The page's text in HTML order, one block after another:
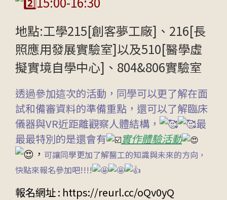
地點:工學215[創客夢工廠]、216[長
照應用發展實驗室]以及510[醫學虛
擬實境自學中心]、804&806實驗室
透過參加這次的活動，同學可以更了解在面
試和備審資料的準備重點，還可以了解臨床
儀器與VR近距離觀察人體結構，
最
最最特別的是還會有
實作體驗活動
， 可讓同學更加了解醫工的知識與未來的方向，
快點來報名參加吧!!!!
報名網址 : https://reurl.cc/oQv0yQ